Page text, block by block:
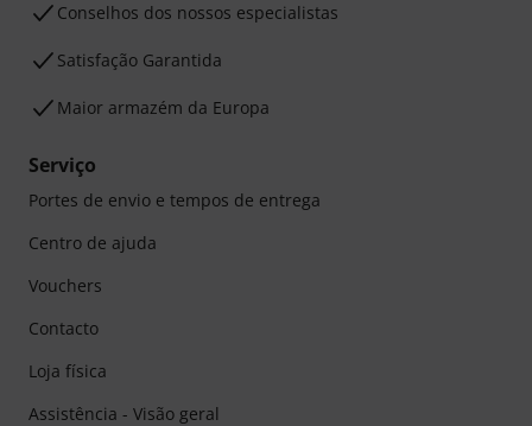
Conselhos dos nossos especialistas
Satisfação Garantida
Maior armazém da Europa
Serviço
Portes de envio e tempos de entrega
Centro de ajuda
Vouchers
Contacto
Loja física
Assistência - Visão geral